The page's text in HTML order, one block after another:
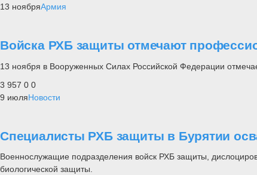
13 ноябряАрмия
Войска РХБ защиты отмечают
13 ноября в Вооруженных Силах Российской Федерации
3 957 0 0
9 июляНовости
Специалисты РХБ защиты в Бурятии
Военнослужащие подразделения войск РХБ защиты,
биологической защиты.